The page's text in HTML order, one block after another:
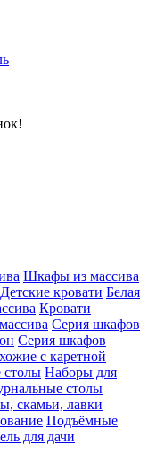
Шкафы из массива
Детские кровати Белая
Кровати
Серия шкафов
Серия шкафов
с каретной
столы Наборы для
столы
скамьи, лавки
Подъёмные
для дачи